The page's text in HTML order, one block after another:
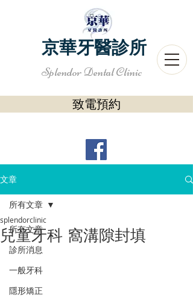
致電預約
京華牙醫診所
Splendor Dental Clinic
文章
所有文章
診所消息
一般牙科
隱形矯正
所有文章
兒童牙科 窩溝隙封填
splendorclinic